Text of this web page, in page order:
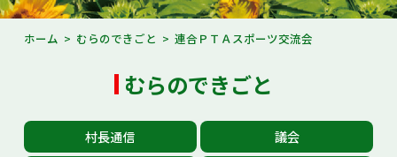
くらしの情報
観光・イベント情報
ホーム むらのできごと 連合ＰＴＡスポーツ交流会
むらのできごと
村長通信
議会